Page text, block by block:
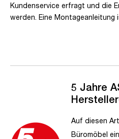
Kundenservice erfragt und die
werden. Eine Montageanleitung
5 Jahre
Auf diesen
Büromöbel